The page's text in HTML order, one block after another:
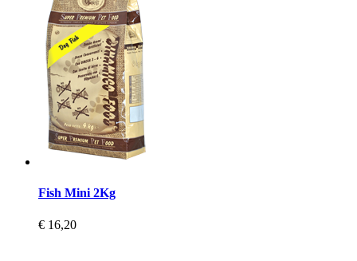
Fish Mini 2Kg
€ 16,20